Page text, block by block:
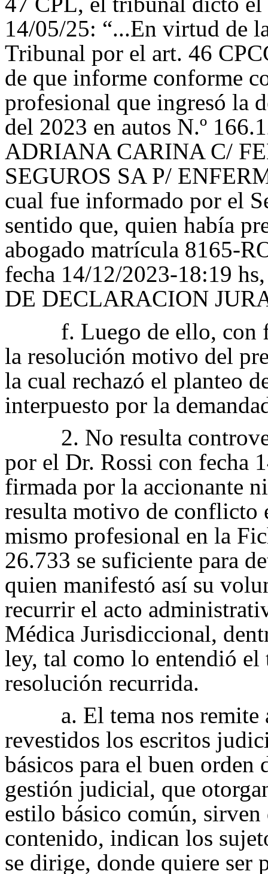
14/05/25: “...En virtud de
Tribunal por el art. 46
de que informe conforme
profesional que ingresó la
del 2023 en autos N.º
ADRIANA CARINA C/
SEGUROS SA P/
cual fue informado por el
sentido que, quien había
abogado matrícula 8165-
fecha 14/12/2023-18:19
DE DECLARACION
f. Luego de ello, con
la resolución motivo del
la cual rechazó el planteo
interpuesto por la
2. No resulta
por el Dr. Rossi con fecha
firmada por la accionante
resulta motivo de conflicto
mismo profesional en la
26.733 se suficiente para
quien manifestó así su
recurrir el acto
Médica Jurisdiccional,
ley, tal como lo entendió
resolución recurrida.
a. El tema nos
revestidos los escritos
básicos para el buen orden
gestión judicial, que
estilo básico común, sirven
contenido, indican los
se dirige, donde quiere ser